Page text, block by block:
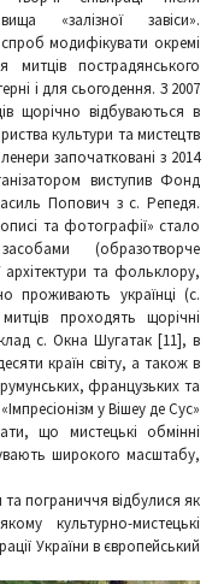
«залізної завіси».
модифікувати окремі
митців пострадянського
і для сьогодення. З 2007
щорічно відбуваються в
культури та мистецтв
започатковані з 2014
виступив Фонд
Попович з с. Репедя.
та фотографії» стало
(образотворче
та фольклору,
проживають українці (с.
проходять щорічні
с. Окна Шугатак [11], в
країн світу, а також в
французьких та
у Вішеу де Сус»
що мистецькі обмінні
широкого масштабу,
та пограниччя відбулися як
культурно-мистецькі
України в європейський